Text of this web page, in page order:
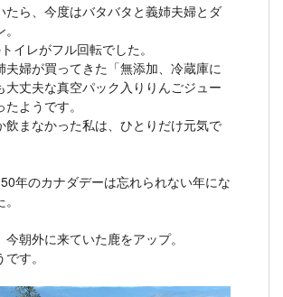
たら、今度はバタバタと義姉夫婦とダ
イレがフル回転でした。
夫婦が買ってきた「無添加、冷蔵庫に
大丈夫な真空パック入りりんごジュー
ようです。
飲まなかった私は、ひとりだけ元気で
年のカナダデーは忘れられない年にな
朝外に来ていた鹿をアップ。
す。